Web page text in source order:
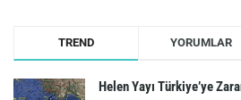
TREND YORUMLAR
Helen Yayı Türkiye’ye